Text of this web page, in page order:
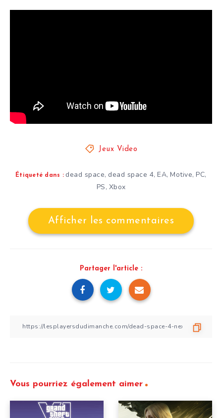
Jeux Video
Étiqueté dans : dead space, dead space 4,EA,Motive,PC,
PS, Xbox
Afficher les commentaires
Partager l'article :
Vous pourriez également aimer